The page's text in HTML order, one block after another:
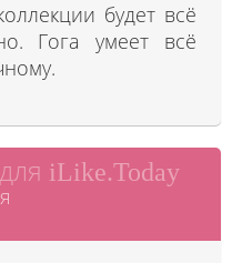
будет всё
Гога умеет всё
для iLike.Today